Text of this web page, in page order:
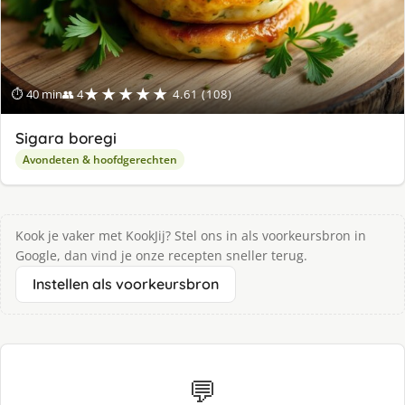
⏱ 40 min👥 4★★★★★ 4.61 (108)
Sigara boregi
Avondeten & hoofdgerechten
Kook je vaker met KookJij? Stel ons in als voorkeursbron in
Google, dan vind je onze recepten sneller terug.
Instellen als voorkeursbron
💬